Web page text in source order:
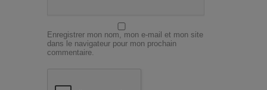
Enregistrer mon nom, mon e-mail et mon site
dans le navigateur pour mon prochain
commentaire.